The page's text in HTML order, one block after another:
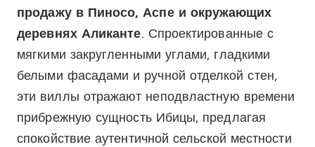
продажу в Пиносо, Аспе и окружающих
деревнях Аликанте. Спроектированные с
мягкими закругленными углами, гладкими
белыми фасадами и ручной отделкой стен,
эти виллы отражают неподвластную времени
прибрежную сущность Ибицы, предлагая
спокойствие аутентичной сельской местности